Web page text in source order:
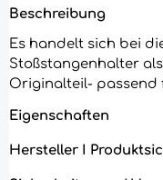
Beschreibung
Es handelt sich bei
Stoßstangenhalter
Originalteil- passend
Eigenschaften
Hersteller I